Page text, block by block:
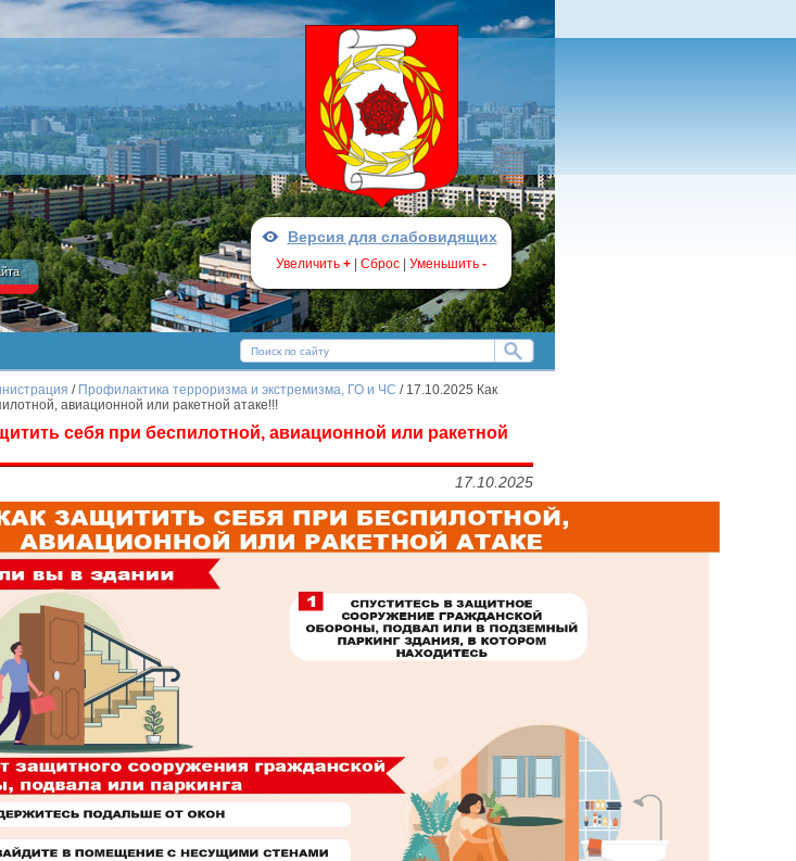
Версия для слабовидящих
Увеличить + Сброс Уменьшить -
/ Профилактика терроризма и экстремизма, ГО и ЧС / 17.10.2025 Как
авиационной или ракетной атаке!!!
себя при беспилотной, авиационной или ракетной
17.10.2025